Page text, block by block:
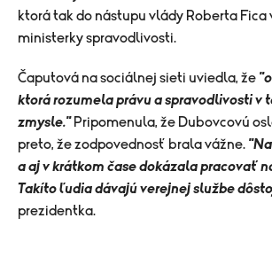
ktorá tak do nástupu vlády Roberta
ministerky spravodlivosti.
Čaputová na sociálnej sieti uviedla, že
ktorá rozumela právu a spravodlivosti v
zmysle." Pripomenula, že Dubovcovú
preto, že zodpovednosť brala vážne.
a aj v krátkom čase dokázala pracovať
Takíto ľudia dávajú verejnej službe
prezidentka.